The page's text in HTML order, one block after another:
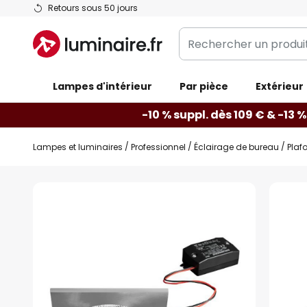
Retours sous 50 jours
Allez
contenu
Rechercher
un
catégorie...
Lampes d'intérieur Par pièce Extérieur
-10 % suppl. dès 109 € & -13
Lampes et luminaires Professionnel Éclairage de bureau
images